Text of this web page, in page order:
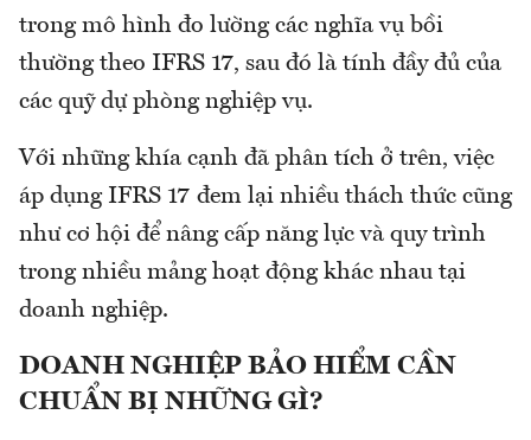
trong mô hình đo lường các nghĩa vụ bồi
thường theo IFRS 17, sau đó là tính đầy đủ của
các quỹ dự phòng nghiệp vụ.
Với những khía cạnh đã phân tích ở trên, việc
áp dụng IFRS 17 đem lại nhiều thách thức cũng
như cơ hội để nâng cấp năng lực và quy trình
trong nhiều mảng hoạt động khác nhau tại
doanh nghiệp.
DOANH NGHIỆP BẢO HIỂM CẦN
CHUẨN BỊ NHỮNG GÌ?